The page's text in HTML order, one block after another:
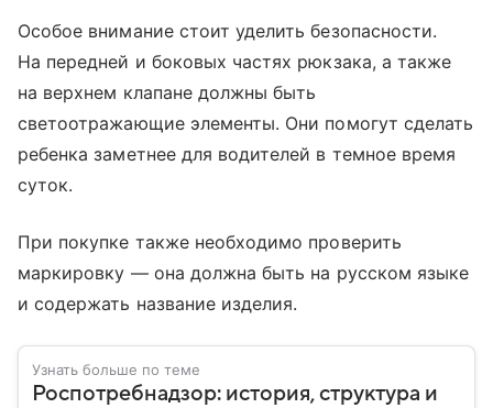
Особое внимание стоит уделить безопасности.
На передней и боковых частях рюкзака, а также
на верхнем клапане должны быть
светоотражающие элементы. Они помогут сделать
ребенка заметнее для водителей в темное время
суток.
При покупке также необходимо проверить
маркировку — она должна быть на русском языке
и содержать название изделия.
Узнать больше по теме
Роспотребнадзор: история, структура и